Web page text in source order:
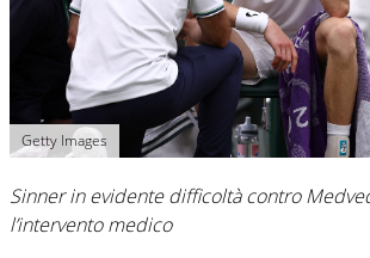
Getty Images
Sinner in evidente difficoltà contro
l’intervento medico